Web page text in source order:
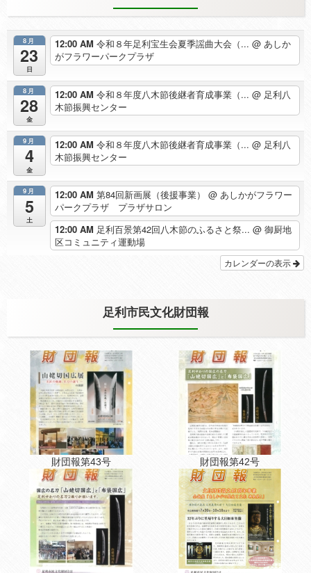
8月
23
日
12:00 AM 令和８年足利宝生会夏季謡曲大会（... @ あしか
がフラワーパークプラザ
8月
28
金
12:00 AM 令和８年度八木節後継者育成事業（... @ 足利八
木節振興センター
9月
4
金
12:00 AM 令和８年度八木節後継者育成事業（... @ 足利八
木節振興センター
9月
5
土
12:00 AM 第84回新画展（後援事業） @ あしかがフラワー
パークプラザ プラザサロン
12:00 AM 足利百景第42回八木節のふるさと祭... @ 御厨地
区コミュニティ運動場
カレンダーの表示
足利市民文化財団報
財団報第43号 財団報第42号